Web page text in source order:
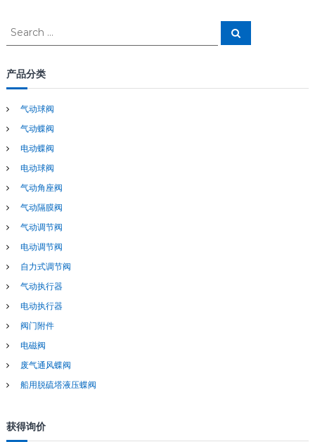
S
r
c
f
o
r
S
e
产品分类
气动球阀
气动蝶阀
电动蝶阀
电动球阀
气动角座阀
气动隔膜阀
气动调节阀
电动调节阀
自力式调节阀
气动执行器
电动执行器
阀门附件
电磁阀
废气通风蝶阀
船用脱硫塔液压蝶阀
获得询价